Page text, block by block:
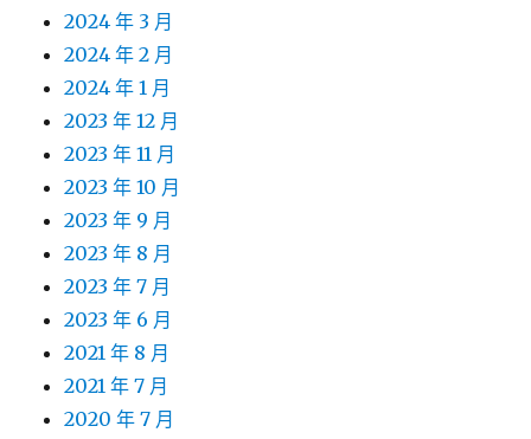
2024 年 3 月
2024 年 2 月
2024 年 1 月
2023 年 12 月
2023 年 11 月
2023 年 10 月
2023 年 9 月
2023 年 8 月
2023 年 7 月
2023 年 6 月
2021 年 8 月
2021 年 7 月
2020 年 7 月